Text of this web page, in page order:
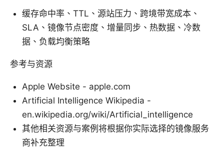
缓存命中率、TTL、源站压力、跨境带宽成本、
SLA、镜像节点密度、增量同步、热数据、冷数
据、负载均衡策略
参考与资源
Apple Website - apple.com
Artificial Intelligence Wikipedia -
en.wikipedia.org/wiki/Artificial_intelligence
其他相关资源与案例将根据你实际选择的镜像服务
商补充整理